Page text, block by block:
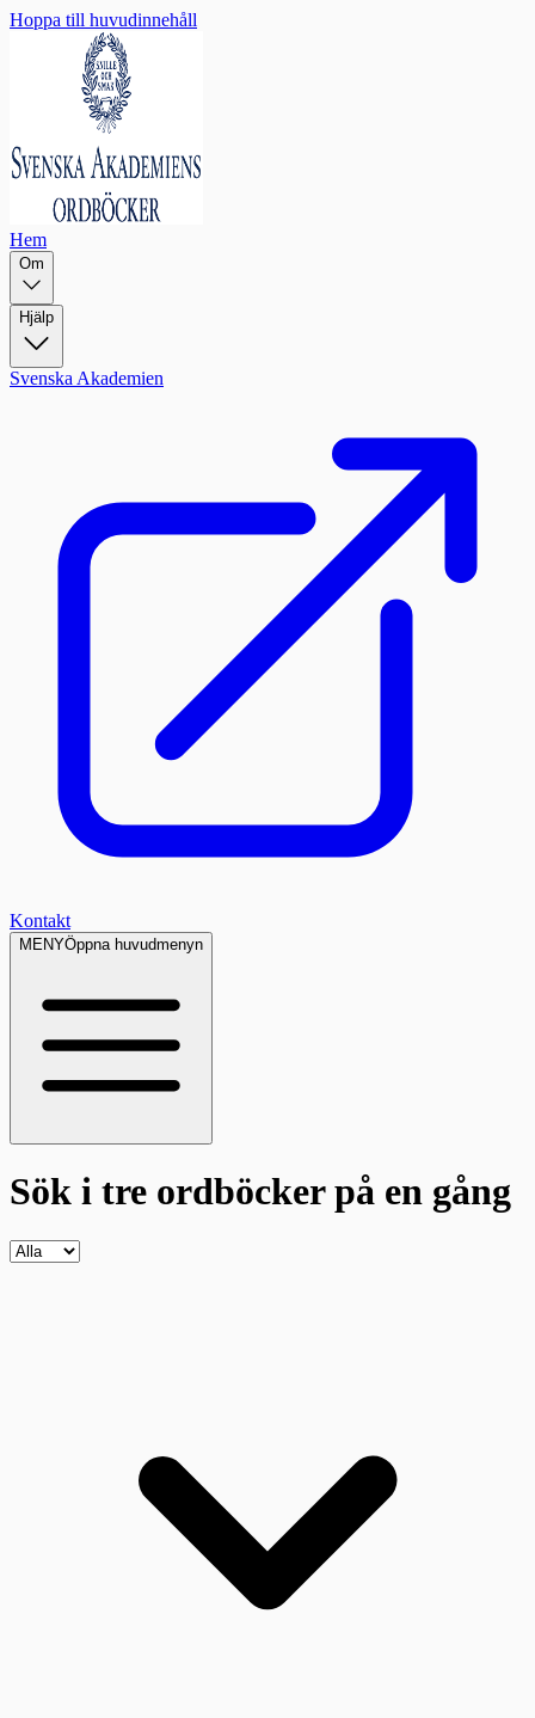
Hoppa till huvudinnehåll
Hem
Om
Hjälp
Svenska Akademien
Kontakt
MENYÖppna huvudmenyn
Sök i tre ordböckerpå en gång